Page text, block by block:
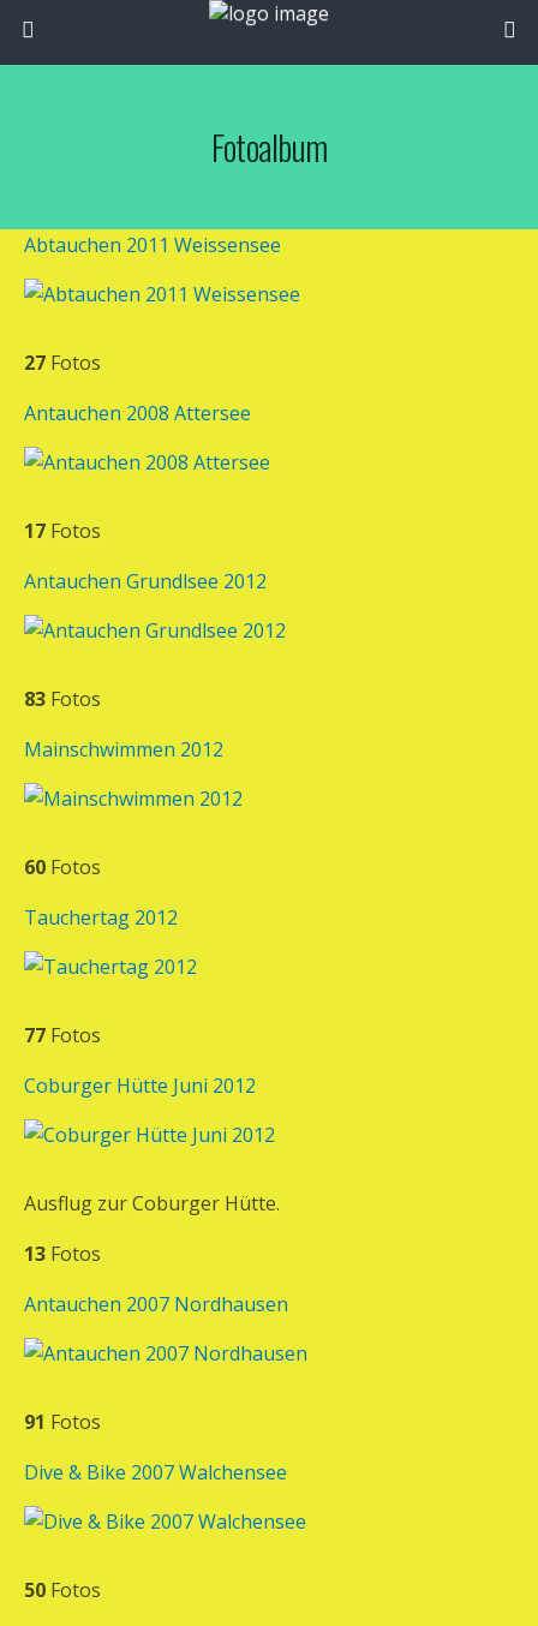
Fotoalbum
Abtauchen 2011 Weissensee
27 Fotos
Antauchen 2008 Attersee
17 Fotos
Antauchen Grundlsee 2012
83 Fotos
Mainschwimmen 2012
60 Fotos
Tauchertag 2012
77 Fotos
Coburger Hütte Juni 2012
Ausflug zur Coburger Hütte.
13 Fotos
Antauchen 2007 Nordhausen
91 Fotos
Dive & Bike 2007 Walchensee
50 Fotos